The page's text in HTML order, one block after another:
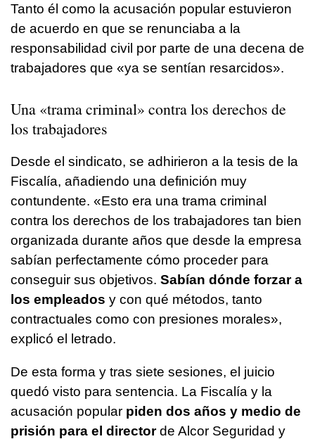
Tanto él como la acusación popular estuvieron
de acuerdo en que se renunciaba a la
responsabilidad civil por parte de una decena de
trabajadores que «ya se sentían resarcidos».
Una «trama criminal» contra los derechos de
los trabajadores
Desde el sindicato, se adhirieron a la tesis de la
Fiscalía, añadiendo una definición muy
contundente. «Esto era una trama criminal
contra los derechos de los trabajadores tan bien
organizada durante años que desde la empresa
sabían perfectamente cómo proceder para
conseguir sus objetivos. Sabían dónde forzar a
los empleados y con qué métodos, tanto
contractuales como con presiones morales»,
explicó el letrado.
De esta forma y tras siete sesiones, el juicio
quedó visto para sentencia. La Fiscalía y la
acusación popular piden dos años y medio de
prisión para el directorde Alcor Seguridad y